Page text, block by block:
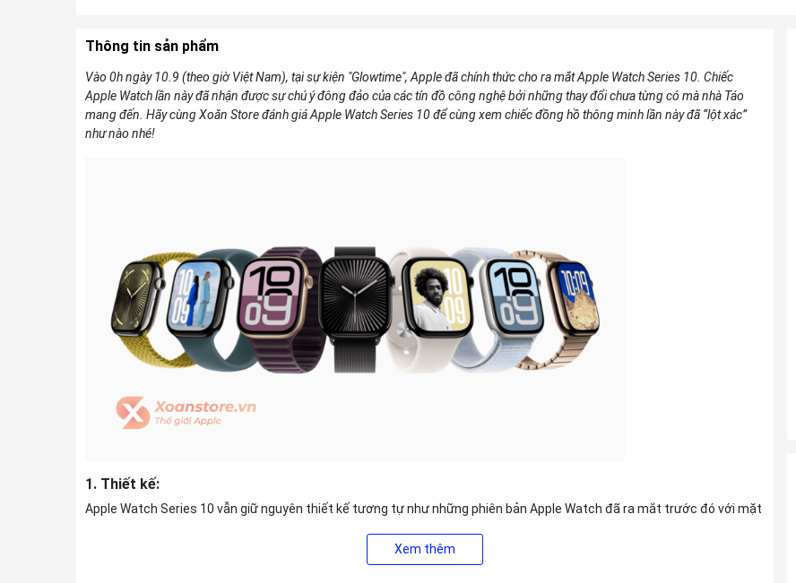
Thông tin sản phẩm
Vào 0h ngày 10.9 (theo giờ Việt Nam), tại sự kiện "Glowtime", Apple đã chính thức cho ra mắt Apple Watch Series 10. Chiếc
Apple Watch lần này đã nhận được sự chú ý đông đảo của các tín đồ công nghệ bởi những thay đổi chưa từng có mà nhà Táo
mang đến. Hãy cùng Xoăn Store đánh giá Apple Watch Series 10 để cùng xem chiếc đồng hồ thông minh lần này đã “lột xác”
như nào nhé!
1. Thiết kế:
Apple Watch Series 10 vẫn giữ nguyên thiết kế tương tự như những phiên bản Apple Watch đã ra mắt trước đó với mặt
nhất mà hãng từng sản xuất. Để đạt được điều này, Apple đã thiết kế lại gần như mọi thành phần bên trong, bao gồm
Xem thêm
Ống kính TAMRON 28-300mm F4-7.1 Di
III VC VXD For Sony E
Ống kính TAMRON 150-500mm F5-6.7
Di III VC VXD For Sony E
Liên hệ